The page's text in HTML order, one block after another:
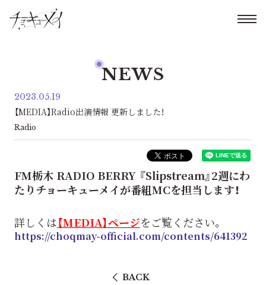
NEWS
2023.05.19
【MEDIA】Radio出演情報 更新しました！
Radio
FM栃木 RADIO BERRY 『Slipstream』2週にわ
たりチョーキューメイが番組MCを担当します！
詳しくは【MEDIA】ページをご覧ください。
https://choqmay-official.com/contents/641392
BACK